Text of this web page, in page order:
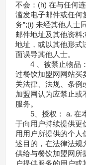
不会：(h) 在与任何
滥发电子邮件或任何
务”;(i) 未经其他人士
邮件地址及其他资料
地址，或以其他形式
面误导其他人士。
4 、被禁止物品
过餐饮加盟网网站买
关法律、法规、条例
加盟网认为应禁止或
服务。
5、授权： a. 在
于向用户持续提供更
用用户所提供的个
述目的，在法律法规
供给与餐饮加盟网所
户提供服务的用户